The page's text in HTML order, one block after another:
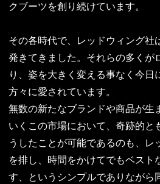
クブーツを創り続けています。
その各時代で、レッドウィング社
発きてきました。それらの多くが
り、姿を大きく変える事なく今日
方々に愛されています。
無数の新たなブランドや商品が生
いくこの市場において、奇跡的と
うしたことが可能であるのも、レ
を排し、時間をかけてでもベスト
す、というシンプルでありながら